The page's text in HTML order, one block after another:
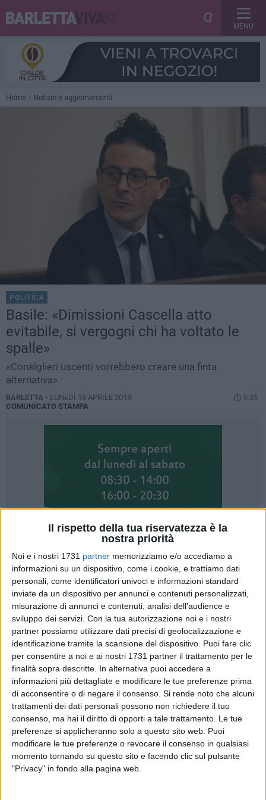
Il rispetto della tua riservatezza è la
nostra priorità
Noi e i nostri 1731 partner memorizziamo e/o accediamo a
informazioni su un dispositivo, come i cookie, e trattiamo dati
personali, come identificatori univoci e informazioni standard
inviate da un dispositivo per annunci e contenuti personalizzati,
misurazione di annunci e contenuti, analisi dell'audience e
sviluppo dei servizi. Con la tua autorizzazione noi e i nostri
partner possiamo utilizzare dati precisi di geolocalizzazione e
identificazione tramite la scansione del dispositivo. Puoi fare clic
per consentire a noi e ai nostri 1731 partner il trattamento per le
finalità sopra descritte. In alternativa puoi accedere a
informazioni più dettagliate e modificare le tue preferenze prima
di acconsentire o di negare il consenso. Si rende noto che alcuni
trattamenti dei dati personali possono non richiedere il tuo
consenso, ma hai il diritto di opporti a tale trattamento. Le tue
preferenze si applicheranno solo a questo sito web. Puoi
modificare le tue preferenze o revocare il consenso in qualsiasi
momento tornando su questo sito e facendo clic sul pulsante
"Privacy" in fondo alla pagina web.
MENU
Home Notizie e aggiornamenti
POLITICA
Basile: «Dimissioni Cascella atto
evitabile, si vergogni chi ha voltato le
spalle»
«Consiglieri uscenti vorrebbero creare una finta
alternativa»
BARLETTA - LUNEDÌ 16 APRILE 2018
0.35
COMUNICATO STAMPA
28
«Ritengo le dimissioni del sindaco di Barletta Pasquale
Cascella un atto evitabile a meno di due mesi dalle
Amministrative nonché un gesto poco utile». A scrivere è il
consigliere comunale in quota Lega e presidente della
Commissione Lavori Pubblici, Flavio Basile.
«Quello che fa sorridere - prosegue Basile - è il fatto che
coloro che hanno provocato le dimissioni del sindaco sono
gli stessi assessori e i consiglieri comunali che oggi vanno a
riproporsi nello stesso contenitore civico un tempo